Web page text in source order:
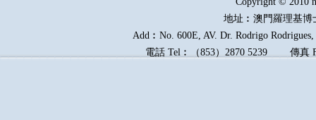
地址︰澳門羅理基博
Add︰No. 600E, AV. Dr. Rodrigo
電話 Tel︰（853）2870 5239傳真